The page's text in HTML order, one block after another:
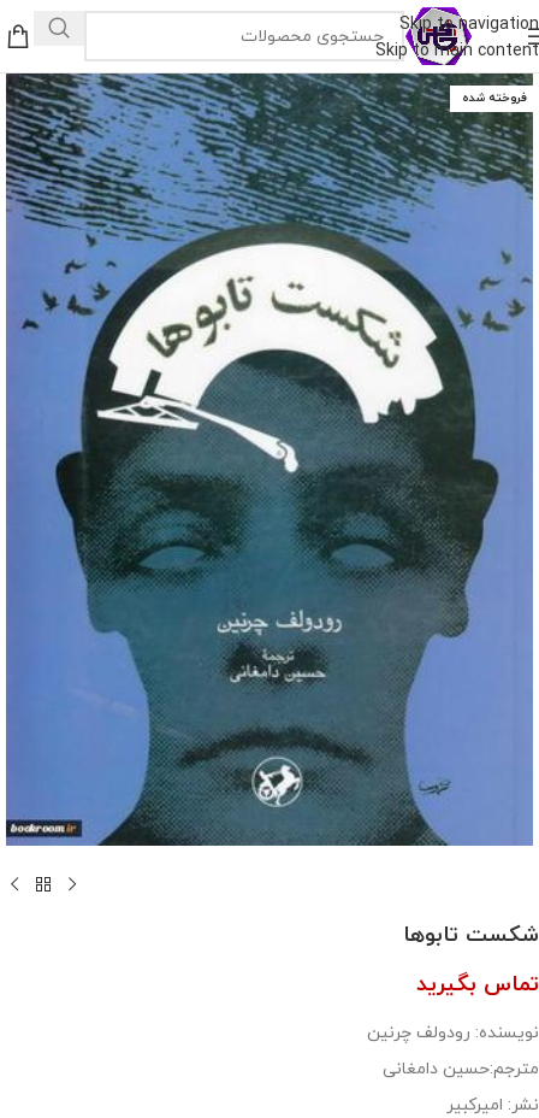
Skip to navigation
Skip to main content
فروخته شده
شکست تابوها
تماس بگیرید
نویسنده: رودولف چرنین
مترجم:حسین دامغانی
نشر: امیرکبیر